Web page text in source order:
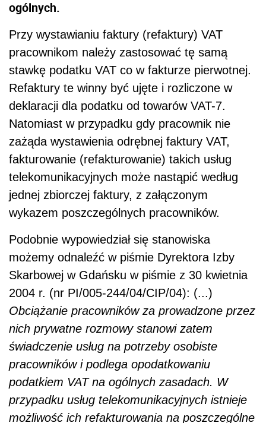
ogólnych.
Przy wystawianiu faktury (refaktury) VAT
pracownikom należy zastosować tę samą
stawkę podatku VAT co w fakturze pierwotnej.
Refaktury te winny być ujęte i rozliczone w
deklaracji dla podatku od towarów VAT-7.
Natomiast w przypadku gdy pracownik nie
zażąda wystawienia odrębnej faktury VAT,
fakturowanie (refakturowanie) takich usług
telekomunikacyjnych może nastąpić według
jednej zbiorczej faktury, z załączonym
wykazem poszczególnych pracowników.
Podobnie wypowiedział się stanowiska
możemy odnaleźć w piśmie Dyrektora Izby
Skarbowej w Gdańsku w piśmie z 30 kwietnia
2004 r. (nr PI/005-244/04/CIP/04): (...)
Obciążanie pracowników za prowadzone przez
nich prywatne rozmowy stanowi zatem
świadczenie usług na potrzeby osobiste
pracowników i podlega opodatkowaniu
podatkiem VAT na ogólnych zasadach. W
przypadku usług telekomunikacyjnych istnieje
możliwość ich refakturowania na poszczególne